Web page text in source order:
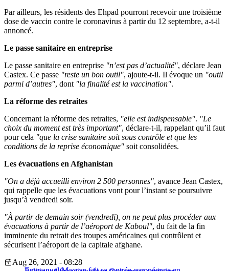
Par ailleurs, les résidents des Ehpad pourront recevoir une troisième
dose de vaccin contre le coronavirus à partir du 12 septembre, a-t-il
annoncé.
Le passe sanitaire en entreprise
Le passe sanitaire en entreprise
n’est pas d’actualité ​, déclare Jean
Castex. Ce passe
reste un bon outil ​, ajoute-t-il. Il évoque un
outil
parmi d’autres ​, dont la finalité est la vaccination ​.
La réforme des retraites
Concernant la réforme des retraites,
elle est indispensable ​.
Le
choix du moment est très important ​, déclare-t-il, rappelant qu’il faut
pour cela
que la crise sanitaire soit sous contrôle et que les
conditions de la reprise économique
​soit consolidées.
Les évacuations en Afghanistan
On a déjà accueilli environ 2 500 personnes ​, avance Jean Castex,
qui rappelle que les évacuations vont pour l’instant se poursuivre
jusqu’à vendredi soir.
À partir de demain soir (vendredi), on ne peut plus procéder aux
évacuations à partir de l’aéroport de Kaboul , du fait de la fin
imminente du retrait des troupes américaines qui contrôlent et
sécurisent l’aéroport de la capitale afghane.
Aug 26, 2021 - 08:28